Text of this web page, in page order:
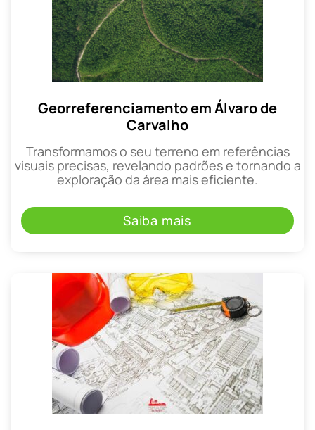
Georreferenciamento em Álvaro de
Carvalho
Transformamos o seu terreno em referências
visuais precisas, revelando padrões e tornando a
exploração da área mais eficiente.
Saiba mais